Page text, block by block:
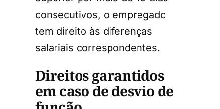
consecutivos, o empregado
tem direito às diferenças
salariais correspondentes.
Direitos garantidos
em caso de desvio de